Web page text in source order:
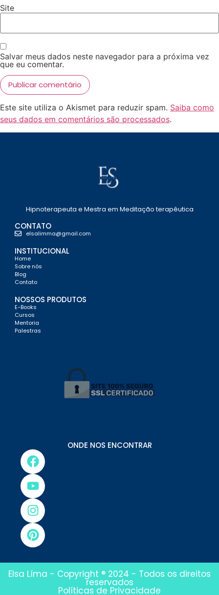
Site
Salvar meus dados neste navegador para a próxima vez
que eu comentar.
Este site utiliza o Akismet para reduzir spam. Saiba como
seus dados em comentários são processados.
Hipnoterapeuta e Mestra em Meditação terapêutica
CONTATO
elsalimma@gmail.com
INSTITUCIONAL
Home
Sobre nós
Blog
Contato
NOSSOS PRODUTOS
E-Books
Cursos
Mentoria
Palestras
ONDE NOS ENCONTRAR
Elsa Líma - Copyright ® 2024 - Todos os direitos
reservados
Políticas de Privacidade